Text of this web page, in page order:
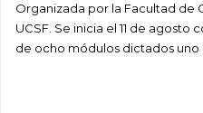
Organizada por la Facultad de
UCSF. Se inicia el 11 de agosto
de ocho módulos dictados uno